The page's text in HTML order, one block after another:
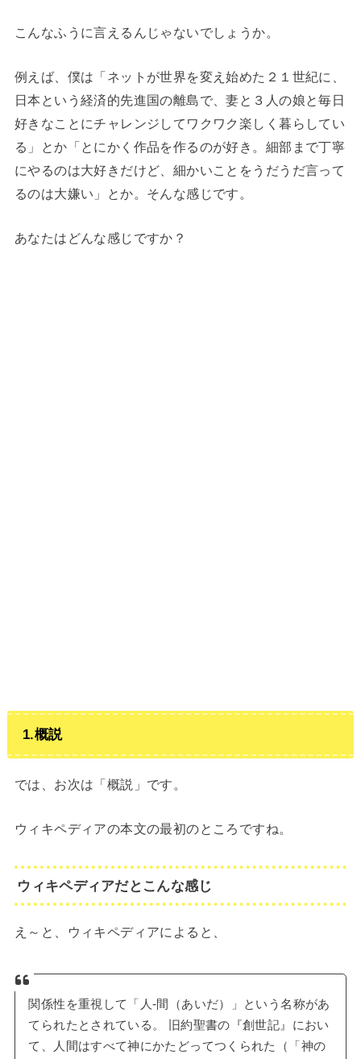
こんなふうに言えるんじゃないでしょうか。
例えば、僕は「ネットが世界を変え始めた２１世紀に、
日本という経済的先進国の離島で、妻と３人の娘と毎日
好きなことにチャレンジしてワクワク楽しく暮らしてい
る」とか「とにかく作品を作るのが好き。細部まで丁寧
にやるのは大好きだけど、細かいことをうだうだ言って
るのは大嫌い」とか。そんな感じです。
あなたはどんな感じですか？
1.概説
では、お次は「概説」です。
ウィキペディアの本文の最初のところですね。
ウィキペディアだとこんな感じ
え～と、ウィキペディアによると、
関係性を重視して「人‐間（あいだ）」という名称があ
てられたとされている。 旧約聖書の『創世記』におい
て、人間はすべて神にかたどってつくられた（「神の